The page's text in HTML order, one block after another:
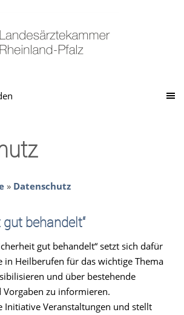
» Datenschutz
behandelt“
gut behandelt“ setzt sich dafür
in Heilberufen für das wichtige Thema
und über bestehende
zu informieren.
Initiative Veranstaltungen und stellt